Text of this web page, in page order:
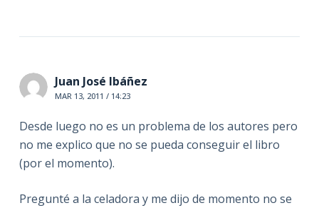
Juan José Ibáñez
MAR 13, 2011 / 14:23
Desde luego no es un problema de los autores pero
no me explico que no se pueda conseguir el libro
(por el momento).
Pregunté a la celadora y me dijo de momento no se